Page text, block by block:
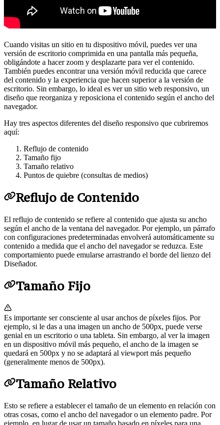
Cuando visitas un sitio en tu dispositivo móvil, puedes ver una
versión de escritorio comprimida en una pantalla más pequeña,
obligándote a hacer zoom y desplazarte para ver el contenido.
También puedes encontrar una versión móvil reducida que carece
del contenido y la experiencia que hacen superior a la versión de
escritorio. Sin embargo, lo ideal es ver un sitio web responsivo, un
diseño que reorganiza y reposiciona el contenido según el ancho del
navegador.
Hay tres aspectos diferentes del diseño responsivo que cubriremos
aquí:
Reflujo de contenido
Tamaño fijo
Tamaño relativo
Puntos de quiebre (consultas de medios)
Reflujo de Contenido
El reflujo de contenido se refiere al contenido que ajusta su ancho
según el ancho de la ventana del navegador. Por ejemplo, un párrafo
con configuraciones predeterminadas envolverá automáticamente su
contenido a medida que el ancho del navegador se reduzca. Este
comportamiento puede emularse arrastrando el borde del lienzo del
Diseñador.
Tamaño Fijo
Es importante ser consciente al usar anchos de píxeles fijos. Por
ejemplo, si le das a una imagen un ancho de 500px, puede verse
genial en un escritorio o una tableta. Sin embargo, al ver la imagen
en un dispositivo móvil más pequeño, el ancho de la imagen se
quedará en 500px y no se adaptará al viewport más pequeño
(generalmente menos de 500px).
Tamaño Relativo
Esto se refiere a establecer el tamaño de un elemento en relación con
otras cosas, como el ancho del navegador o un elemento padre. Por